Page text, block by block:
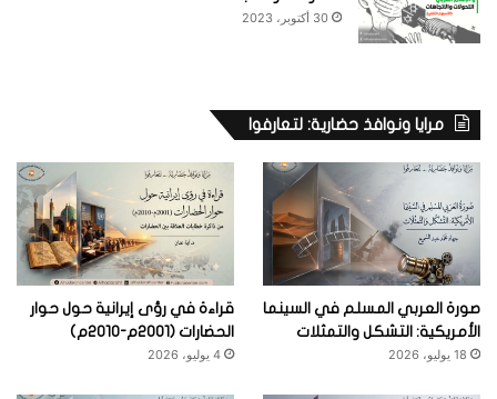
30 أكتوبر، 2023
مرايا ونوافذ حضارية: لتعارفوا
صورة العربي المسلم في السينما
الأمريكية: التشكل والتمثلات
18 يوليو، 2026
قراءة في رؤى إيرانية حول حوار
الحضارات (2001م-2010م)
4 يوليو، 2026